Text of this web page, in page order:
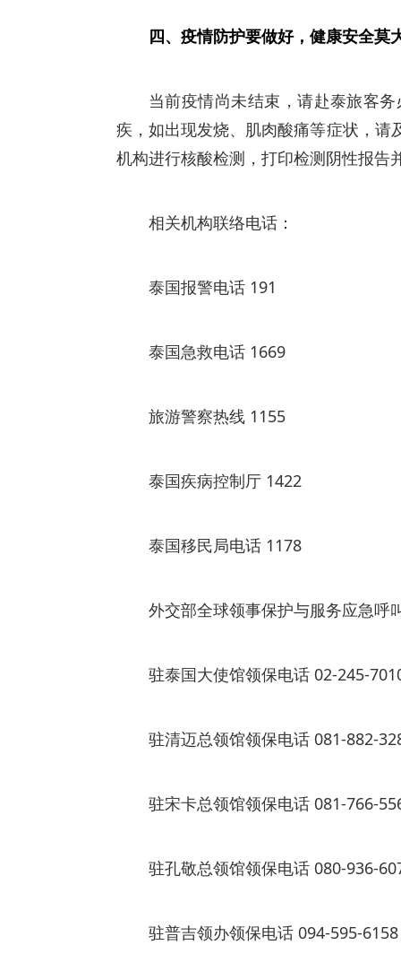
四、疫情防护要做好，健康安全莫
当前疫情尚未结束，请赴泰旅客
疾，如出现发烧、肌肉酸痛等症状，
机构进行核酸检测，打印检测阴性报告
相关机构联络电话：
泰国报警电话 191
泰国急救电话 1669
旅游警察热线 1155
泰国疾病控制厅 1422
泰国移民局电话 1178
外交部全球领事保护与服务应急呼
驻泰国大使馆领保电话 02-245-
驻清迈总领馆领保电话 081-882-
驻宋卡总领馆领保电话 081-766-
驻孔敬总领馆领保电话 080-936-
驻普吉领办领保电话 094-595-6158